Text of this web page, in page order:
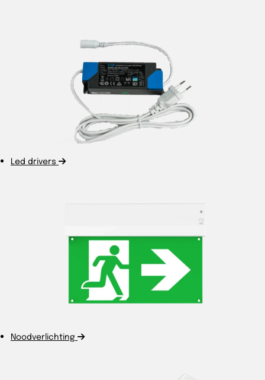
Led drivers
Noodverlichting